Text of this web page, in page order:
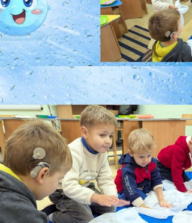
Методичне об’єднання
педагогів з навчання і
виховання учнів
початкових класів з
порушеннями
інтелектуального
розвитку